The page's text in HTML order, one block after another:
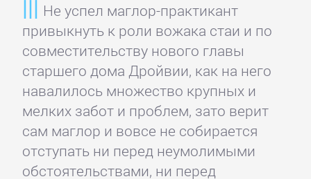
Не успел маглор-практикант
привыкнуть к роли вожака стаи и по
совместительству нового главы
старшего дома Дройвии, как на него
навалилось множество крупных и
мелких забот и проблем, зато верит
сам маглор и вовсе не собирается
отступать ни перед неумолимыми
обстоятельствами, ни перед
Спорт,
фитнес
Хобби,
Ремесла
Эротика,